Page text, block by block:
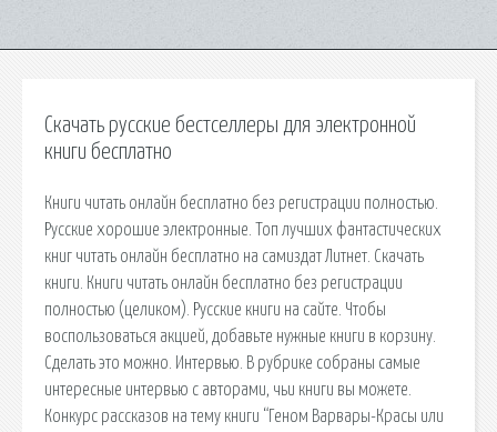
Скачать русские бестселлеры для электронной
книги бесплатно
Книги читать онлайн бесплатно без регистрации полностью.
Русские хорошие электронные. Топ лучших фантастических
книг читать онлайн бесплатно на самиздат Литнет. Скачать
книги. Книги читать онлайн бесплатно без регистрации
полностью (целиком). Русские книги на сайте. Чтобы
воспользоваться акцией, добавьте нужные книги в корзину.
Сделать это можно. Интервью. В рубрике собраны самые
интересные интервью с авторами, чьи книги вы можете.
Конкурс рассказов на тему книги “Геном Варвары-Красы или